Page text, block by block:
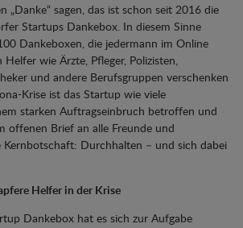
„Danke“ sagen, das ist schon seit 2016 die
Startups Dankebox. In diesem Sinne
Dankeboxen, die jedermann im Online
wie Ärzte, Pfleger, Polizisten,
und andere Berufsgruppen verschenken
Krise ist das Startup wie viele
starken Auftragseinbruch betroffen und
offenen Brief an alle Freunde und
Kernbotschaft: Durchhalten – und sich dabei
Helfer in der Krise
Dankebox hat es sich zur Aufgabe